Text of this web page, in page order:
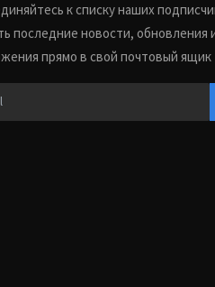
к списку наших
последние новости, обновления
прямо в свой почтовый ящик